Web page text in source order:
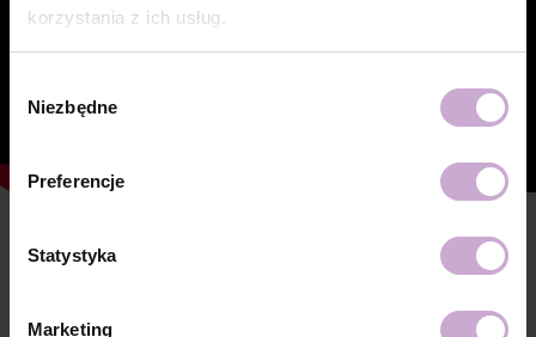
korzystania z ich usług.
zgody
Niezbędne
Preferencje
Statystyka
Marketing
Cechy
HYDROXYPROPYL METHACRYLATE,